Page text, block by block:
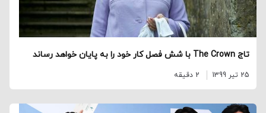
تاج The Crown با شش فصل کار خود را به پایان خواهد رساند
25 تیر 1399 2 دقیقه